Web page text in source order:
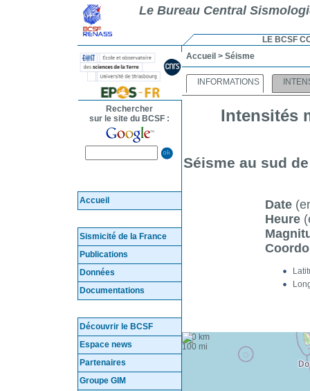
Accueil
Sismicité de la France
Publications
Données
Documentations
Groupe GIM
Découvrir le BCSF
Espace news
Partenaires
Accueil > Séisme
INFORMATIONS
Intensités
Séisme au sud
Date
Heure
+−
100 km
100 mi
LE BCSF
Le Bureau Central
Rechercher
sur le site du BCSF :